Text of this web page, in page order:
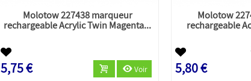
Molotow 227438 marqueur
rechargeable Acrylic Twin Magenta...
5,75 € Voir
Molotow
rechargeable
5,80 €